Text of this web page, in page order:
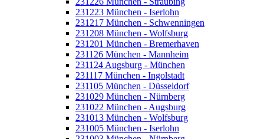
231223 München - Iserlohn
231217 München - Schwenningen
231208 München - Wolfsburg
231201 München - Bremerhaven
231126 München - Mannheim
231124 Augsburg - München
231117 München - Ingolstadt
231105 München - Düsseldorf
231029 München - Nürnberg
231022 München - Augsburg
231013 München - Wolfsburg
231005 München - Iserlohn